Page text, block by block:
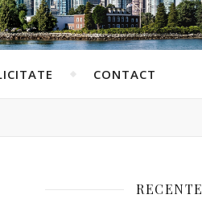
CONTACT
RECENTE